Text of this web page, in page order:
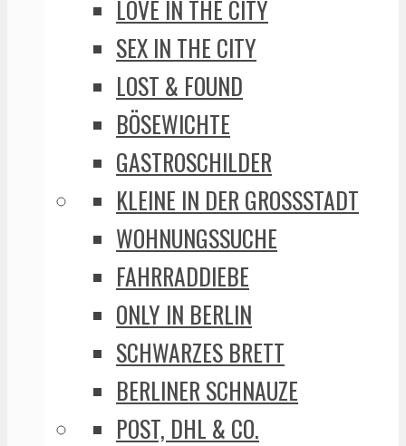
LOVE IN THE CITY
SEX IN THE CITY
LOST & FOUND
BÖSEWICHTE
GASTROSCHILDER
KLEINE IN DER GROSSSTADT
WOHNUNGSSUCHE
FAHRRADDIEBE
ONLY IN BERLIN
SCHWARZES BRETT
BERLINER SCHNAUZE
POST, DHL & CO.